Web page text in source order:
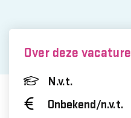
Over deze vacature
N.v.t.
Onbekend/n.v.t.